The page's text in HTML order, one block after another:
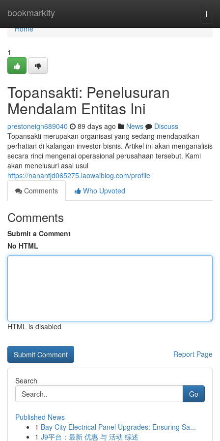
bookmarkity
Home
Home
1
Topansakti: Penelusuran
Mendalam Entitas Ini
prestoneign689040 89 days ago News
Discuss
Topansakti merupakan organisasi yang sedang mendapatkan
perhatian di kalangan investor bisnis. Artikel ini akan menganalisis
secara rinci mengenai operasional perusahaan tersebut. Kami
akan menelusuri asal usul
https://nanantjd065275.laowaiblog.com/profile
Comments
Who Upvoted
Comments
Submit a Comment
No HTML
HTML is disabled
Report Page
Search
Go
Published News
1 Bay City Electrical Panel Upgrades: Ensuring Sa...
1 J9平台：最新 优惠 与 活动 综述